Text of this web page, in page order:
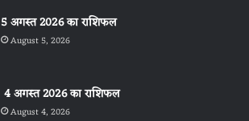
5 अगस्त 2026 का राशिफल
August 5, 2026
4 अगस्त 2026 का राशिफल
August 4, 2026